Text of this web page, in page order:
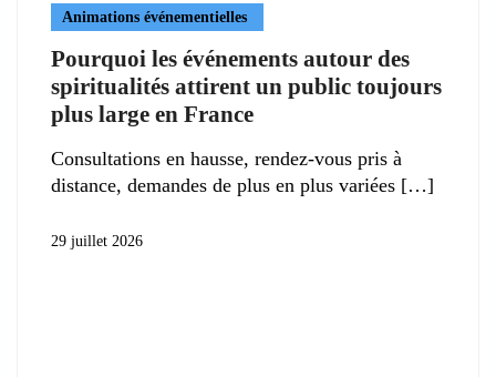
Animations événementielles
Pourquoi les événements autour des
spiritualités attirent un public toujours
plus large en France
Consultations en hausse, rendez-vous pris à
distance, demandes de plus en plus variées
29 juillet 2026